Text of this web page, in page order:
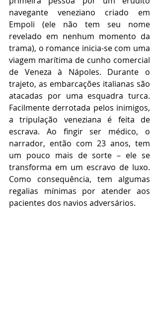
navegante veneziano criado em
Empoli (ele não tem seu nome
revelado em nenhum momento da
trama), o romance inicia-se com uma
viagem marítima de cunho comercial
de Veneza à Nápoles. Durante o
trajeto, as embarcações italianas são
atacadas por uma esquadra turca.
Facilmente derrotada pelos inimigos,
a tripulação veneziana é feita de
escrava. Ao fingir ser médico, o
narrador, então com 23 anos, tem
um pouco mais de sorte – ele se
transforma em um escravo de luxo.
Como consequência, tem algumas
regalias mínimas por atender aos
pacientes dos navios adversários.